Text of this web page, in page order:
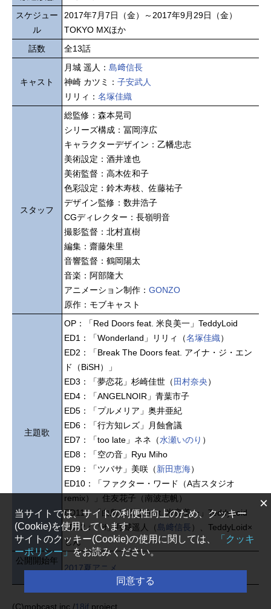
スケジュー
ル
2017年7月7日（金）～2017年9月29日（金）
TOKYO MXほか
話数
全13話
キャスト
月城 遥人： 島﨑信長
神崎 カツミ： 子安武人
リリィ： 名塚佳織
スタッフ
総監修：森本晃司
シリーズ構成：冨岡淳広
キャラクターデザイン：乙幡忠志
美術設定：酒井達也
美術監督：高木佐和子
色彩設定：鈴木寿枝、佐藤祐子
デザイン監修：数井浩子
CGディレクター：長嶺明音
撮影監督：北村直樹
編集：齋藤朱里
音響監督：鶴岡陽太
音楽：阿部隆大
アニメーション制作： GONZO
原作：モブキャスト
主題歌
OP：「Red Doors feat. 米良美一」TeddyLoid
ED1：「Wonderland」リリィ（名塚佳織）
ED2：「Break The Doors feat. アイナ・ジ・エン
ド（BiSH）」
ED3：「夢恋花」杉崎佳世（ 田村奈央）
ED4：「ANGELNOIR」青葉市子
ED5：「プルメリア」奥井亜紀
ED6：「行方知レズ」月蝕會議
ED7：「too late」ネネ（水瀬いのり ）
ED8：「空の音」Ryu Miho
ED9：「ツバサ」美咲（新田恵海）
ED10：「ファクター・ワード（A吉スタジオ
remix）」住友花子（南波志帆）
ED11：「白鳥は眠る feat. 米良美一」TeddyLoid
ED12：「if」月城遥人（ 島﨑信長 ）、TeddyLoid×
じん
公開開始年
2017夏アニメ
(C)mobcast inc./18if project
×
当サイトでは、サイトの利便性向上のため、クッキー
(Cookie)を使用しています。
サイトのクッキー(Cookie)の使用に関しては、
「クッキ
ーポリシー」をお読みください。
同意する